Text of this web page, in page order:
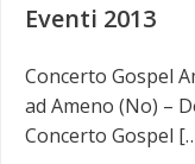
Eventi 2013
Concerto Gospel
ad Ameno (No) –
Concerto Gospel